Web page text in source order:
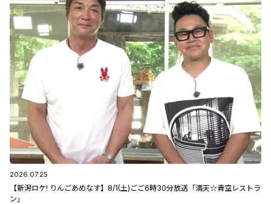
2026.07.25
【新潟ロケ! りんごあめなす】8/1(土)ごご6時30分放送「満天☆青空レストラ
ン」